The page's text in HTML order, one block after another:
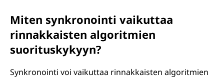
Miten synkronointi vaikuttaa
rinnakkaisten algoritmien
suorituskykyyn?
Synkronointi voi vaikuttaa rinnakkaisten algoritmien